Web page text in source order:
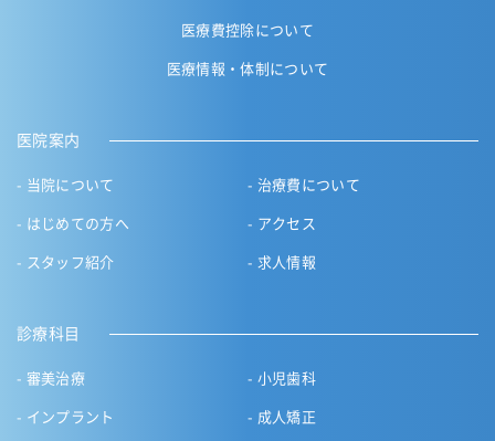
医療費控除について
医療情報・体制について
医院案内
当院について
はじめての方へ
スタッフ紹介
治療費について
アクセス
求人情報
診療科目
審美治療
インプラント
小児歯科
成人矯正